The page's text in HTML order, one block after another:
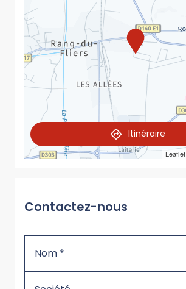
Leaflet
Itinéraire
Contactez-nous